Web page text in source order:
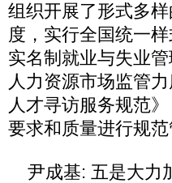
组织开展了形式多
度，实行全国统一
实名制就业与失业
人力资源市场监管
人才寻访服务规范
要求和质量进行规
尹成基: 五是大力